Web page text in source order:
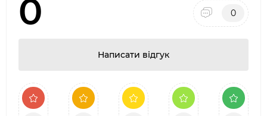
0 0
Написати відгук